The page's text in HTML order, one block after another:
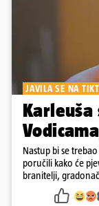
JAVILA SE NA
Karleuša
Nastup bi se
poručili kako će
branitelji,